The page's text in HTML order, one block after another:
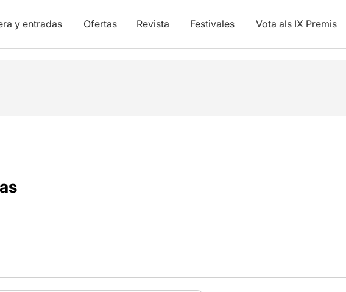
y entradas Ofertas Revista Festivales Vota als IX Premis